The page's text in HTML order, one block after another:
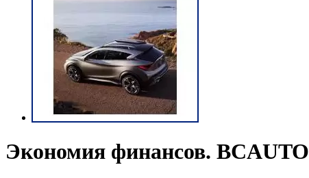
Экономия финансов. BCAUTO